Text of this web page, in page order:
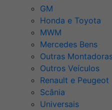
GM
Honda e Toyota
MWM
Mercedes Bens
Outras
Outros Veículos
Renault e Peugeot
Scânia
Universais